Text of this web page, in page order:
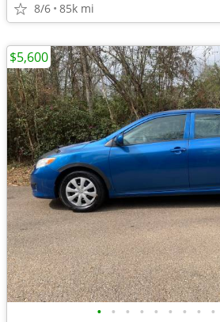
8/6 85k mi
• • • • • • • • •
$5,600